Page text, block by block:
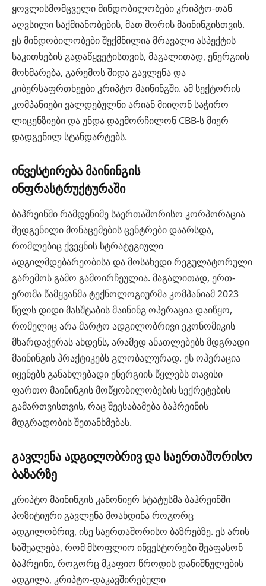
ყოვლისმომცველი მინდობილობები კრიპტო-თან
აღვსილი საქმიანობების, მათ შორის მაინინგისთვის.
ეს მინდობილობები შექმნილია მრავალი ასპექტის
საკითხების გადაწყვეტისთვის, მაგალითად, ენერგიის
მოხმარება, გარემოს შიდა გავლენა და
კიბერსაფრთხეები კრიპტო მაინინგში. ამ სექტორის
კომპანიები ვალდებულნი არიან მიიღონ საჭირო
ლიცენზიები და უნდა დაემორჩილონ CBB-ს მიერ
დადგენილ სტანდარტებს.
ინვესტირება მაინინგის
ინფრასტრუქტურაში
ბაჰრეინში რამდენიმე საერთაშორისო კორპორაცია
შედგენილი მონაცემების ცენტრები დაარსდა,
რომლებიც ქვეყნის სტრატეგიული
ადგილმდებარეობისა და მოსახედი რეგულატორული
გარემოს გამო გამოირჩეულია. მაგალითად, ერთ-
ერთმა წამყვანმა ტექნოლოგიურმა კომპანიამ 2023
წელს დიდი მასშტაბის მაინინგ ოპერაცია დაიწყო,
რომელიც არა მარტო ადგილობრივი ეკონომიკის
მხარდაჭერას ახდენს, არამედ ანათლებებს მდგრადი
მაინინგის პრაქტიკებს გლობალურად. ეს ოპერაცია
იყენებს განახლებადი ენერგიის წყლებს თავისი
ფართო მაინინგის მოწყობილობების სექრეტების
გამართვისთვის, რაც შეესაბამება ბაჰრეინის
მდგრადობის შეთანხმებას.
გავლენა ადგილობრივ და საერთაშორისო
ბაზარზე
კრიპტო მაინინგის კანონიერ სტატუსმა ბაჰრეინში
პოზიტიური გავლენა მოახდინა როგორც
ადგილობრივ, ისე საერთაშორისო ბაზრებზე. ეს არის
საშუალება, რომ მსოფლიო ინვესტორები შეაფასონ
ბაჰრეინი, როგორც მკაფიო წროდის დანიშნულების
ადგილა, კრიპტო-დაკავშირებული